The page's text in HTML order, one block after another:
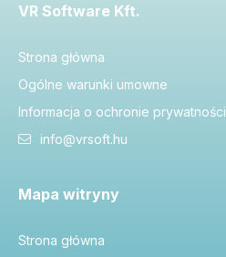
VR Software Kft.
Strona główna
Ogólne warunki umowne
Informacja o ochronie prywatności
info@vrsoft.hu
Mapa witryny
Strona główna